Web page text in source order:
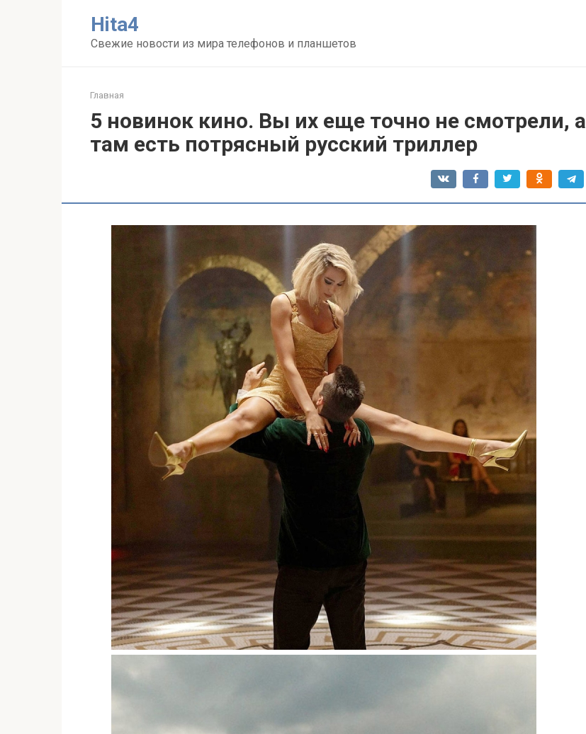
Нita4
Свежие новости из мира телефонов и планшетов
Главная
5 новинок кино. Вы их еще точно не смотрели, а
там есть потрясный русский триллер